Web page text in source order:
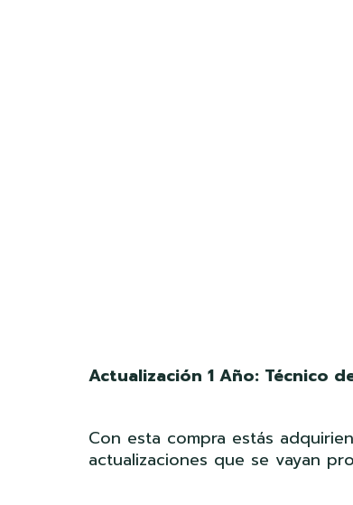
Actualización 1 Año: Técnico
Con esta compra estás
actualizaciones que se vayan